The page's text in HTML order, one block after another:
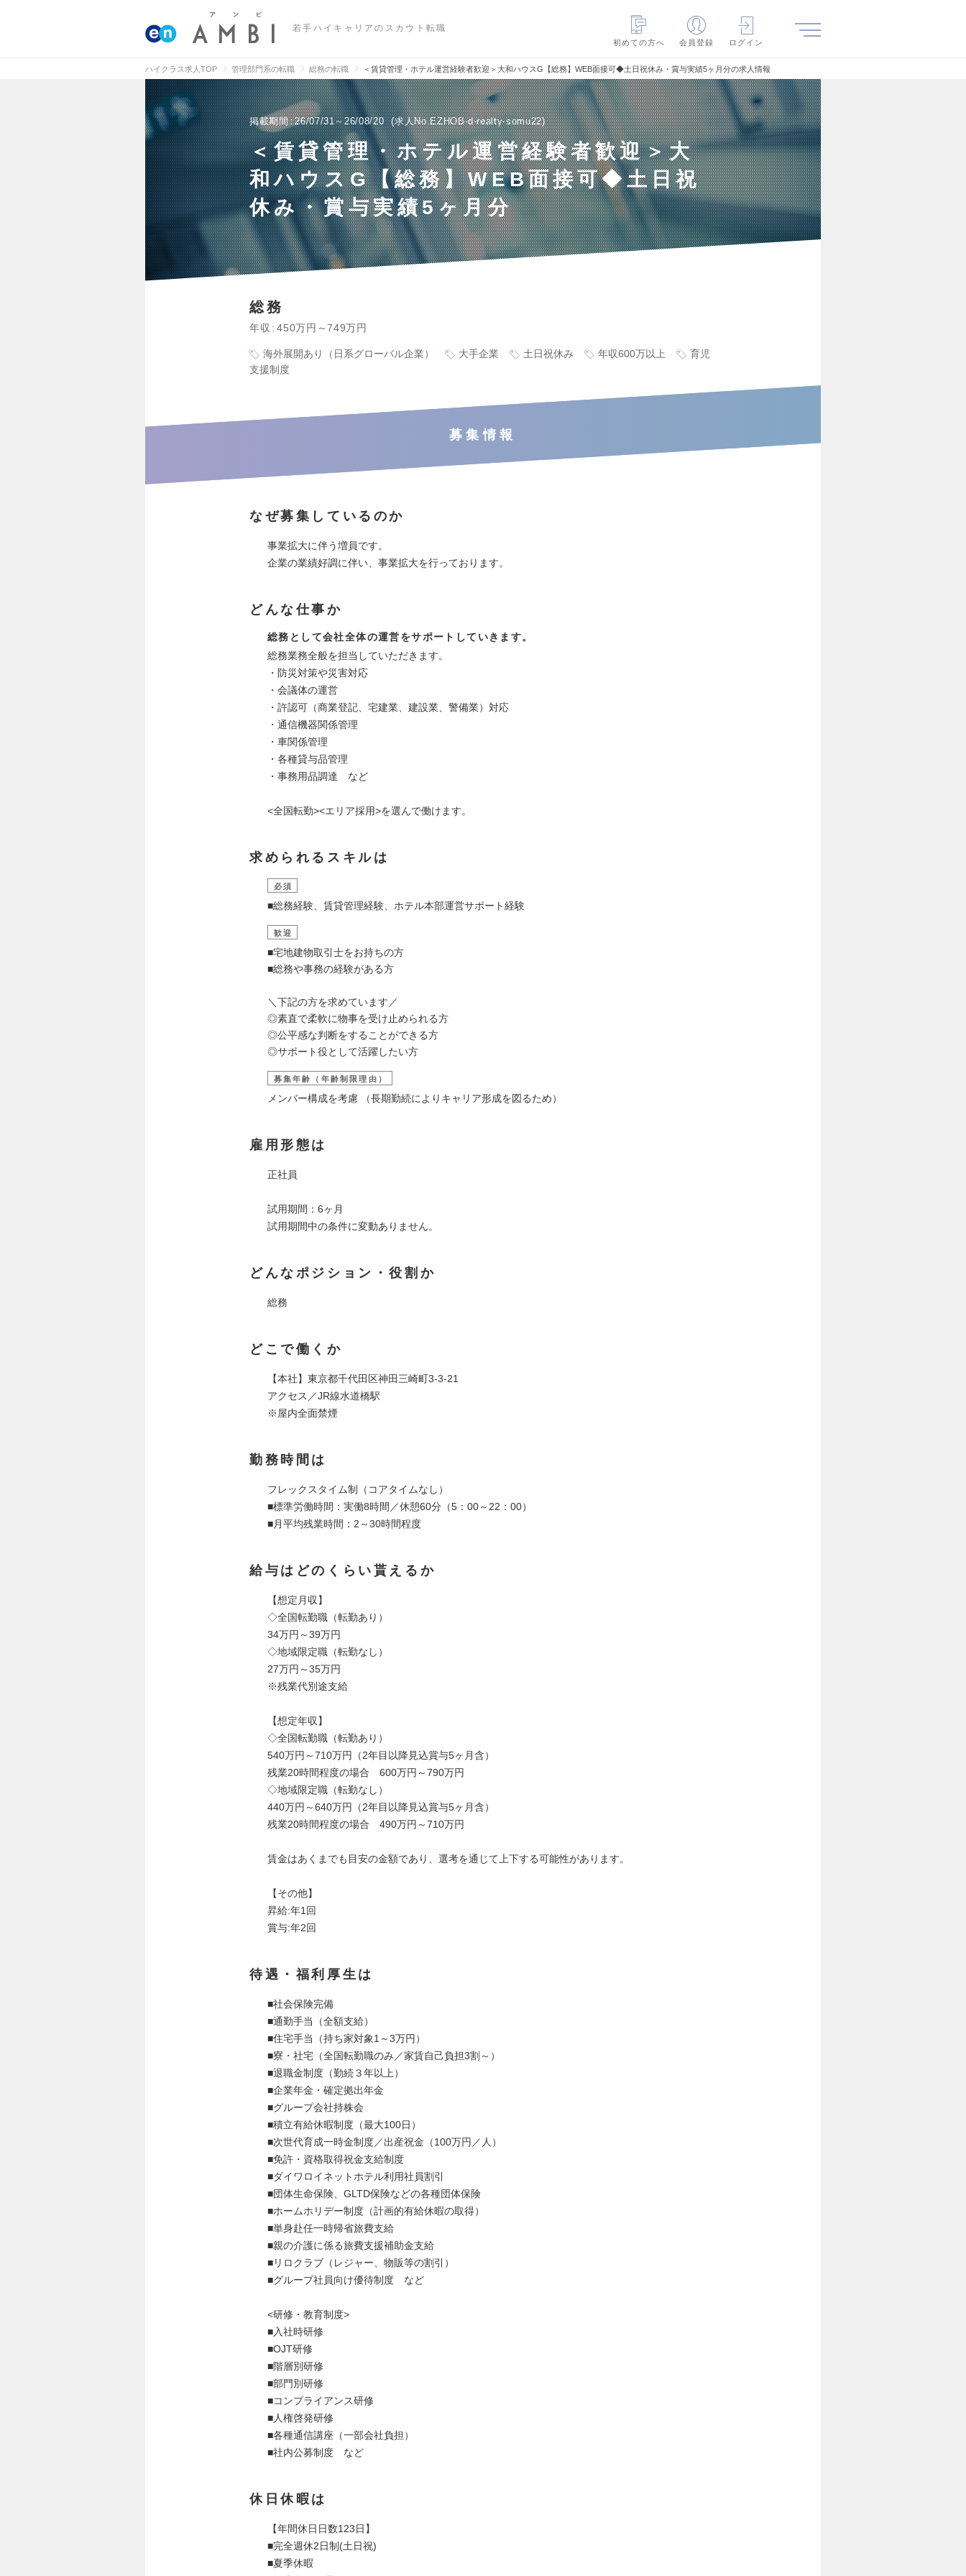
若手ハイキャリアのスカウト転職
初めての方へ
会員登録 ログイン
ハイクラス求人TOP 管理部門系の転職 総務の転職 ＜賃貸管理・ホテル運営経験者歓迎＞大和ハウスG【総務】WEB面接可◆土日祝休み・賞与実績5ヶ月分の求人情報
掲載期間 26/07/31～26/08/20 求人No.EZHOB-d-realty-somu22
＜賃貸管理・ホテル運営経験者歓迎＞大
和ハウスG【総務】WEB面接可◆土日祝
休み・賞与実績5ヶ月分
総務
年収 450万円～749万円
海外展開あり（日系グローバル企業） 大手企業 土日祝休み 年収600万以上
育児
支援制度
募集情報
なぜ募集しているのか
事業拡大に伴う増員です。
企業の業績好調に伴い、事業拡大を行っております。
どんな仕事か
総務として会社全体の運営をサポートしていきます。
総務業務全般を担当していただきます。
・防災対策や災害対応
・会議体の運営
・許認可（商業登記、宅建業、建設業、警備業）対応
・通信機器関係管理
・車関係管理
・各種貸与品管理
・事務用品調達 など
<全国転勤><エリア採用>を選んで働けます。
求められるスキルは
必須
■総務経験、賃貸管理経験、ホテル本部運営サポート経験
歓迎
■宅地建物取引士をお持ちの方
■総務や事務の経験がある方
＼下記の方を求めています／
◎素直で柔軟に物事を受け止められる方
◎公平感な判断をすることができる方
◎サポート役として活躍したい方
募集年齢（年齢制限理由）
メンバー構成を考慮 （長期勤続によりキャリア形成を図るため）
雇用形態は
正社員
試用期間：6ヶ月
試用期間中の条件に変動ありません。
どんなポジション・役割か
総務
どこで働くか
【本社】東京都千代田区神田三崎町3-3-21
アクセス／JR線水道橋駅
※屋内全面禁煙
勤務時間は
フレックスタイム制（コアタイムなし）
■標準労働時間：実働8時間／休憩60分（5：00～22：00）
■月平均残業時間：2～30時間程度
給与はどのくらい貰えるか
【想定月収】
◇全国転勤職（転勤あり）
34万円～39万円
◇地域限定職（転勤なし）
27万円～35万円
※残業代別途支給
【想定年収】
◇全国転勤職（転勤あり）
540万円～710万円（2年目以降見込賞与5ヶ月含）
残業20時間程度の場合 600万円～790万円
◇地域限定職（転勤なし）
440万円～640万円（2年目以降見込賞与5ヶ月含）
残業20時間程度の場合 490万円～710万円
賃金はあくまでも目安の金額であり、選考を通じて上下する可能性があります。
【その他】
昇給:年1回
賞与:年2回
待遇・福利厚生は
■社会保険完備
■通勤手当（全額支給）
■住宅手当（持ち家対象1～3万円）
■寮・社宅（全国転勤職のみ／家賃自己負担3割～）
■退職金制度（勤続３年以上）
■企業年金・確定拠出年金
■グループ会社持株会
■積立有給休暇制度（最大100日）
■次世代育成一時金制度／出産祝金（100万円／人）
■免許・資格取得祝金支給制度
■ダイワロイネットホテル利用社員割引
■団体生命保険、GLTD保険などの各種団体保険
■ホームホリデー制度（計画的有給休暇の取得）
■単身赴任一時帰省旅費支給
■親の介護に係る旅費支援補助金支給
■リロクラブ（レジャー、物販等の割引）
■グループ社員向け優待制度 など
<研修・教育制度>
■入社時研修
■OJT研修
■階層別研修
■部門別研修
■コンプライアンス研修
■人権啓発研修
■各種通信講座（一部会社負担）
■社内公募制度 など
休日休暇は
【年間休日日数123日】
■完全週休2日制(土日祝)
■夏季休暇